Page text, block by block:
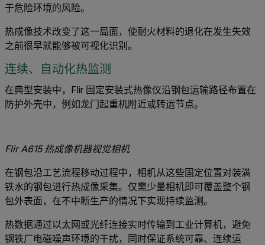
于危险环境的风险。
热成像技术改变了这一局面，使耐火材料的退化在发生失效
之前很早就能够被可视化识别。
连续、自动化热监测
在典型安装中，Flir 固定安装式热像仪沿钢包运输路径布置在
防护外壳中，例如龙门起重机附近或转运节点。
Flir A615 热成像机器视觉相机
在钢包沿工艺流程移动过程中，相机从这些固定位置对装满
铁水的钢包进行热成像采集。仅需少量相机即可覆盖整个钢
包外表面，在不中断生产的情况下实现持续监测。
热数据通过以太网或光纤连接实时传输到工业计算机，避免
钢铁厂电磁噪声环境的干扰，同时保证系统可靠、连续运